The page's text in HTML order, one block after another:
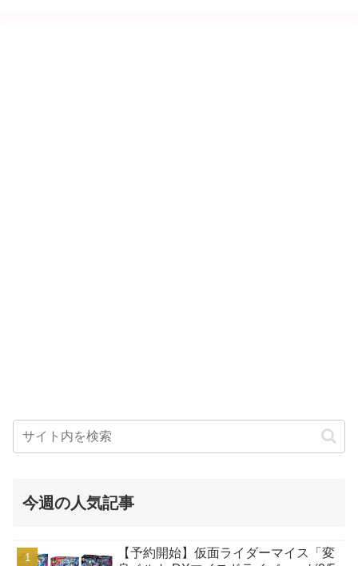
今週の人気記事
【予約開始】仮面ライダーマイス「変